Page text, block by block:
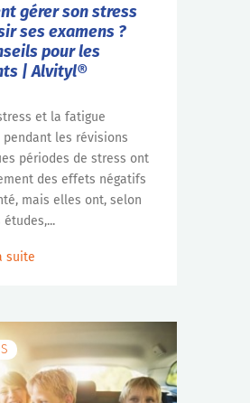
gérer son stress
ses examens ?
pour les
| Alvityl®
et la fatigue
pendant les révisions
périodes de stress ont
des effets négatifs
mais elles ont, selon
suite